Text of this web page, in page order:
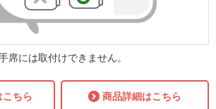
席には取付けできません。
こちら 商品詳細はこちら